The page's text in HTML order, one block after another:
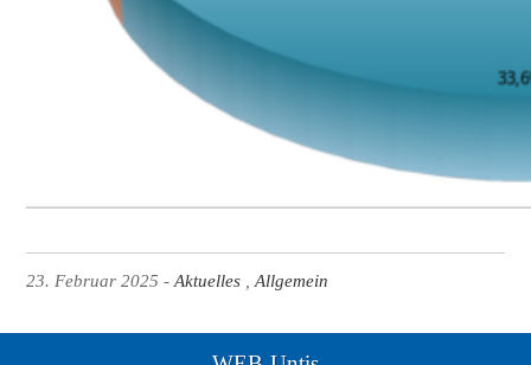
23. Februar 2025 Aktuelles Allgemein